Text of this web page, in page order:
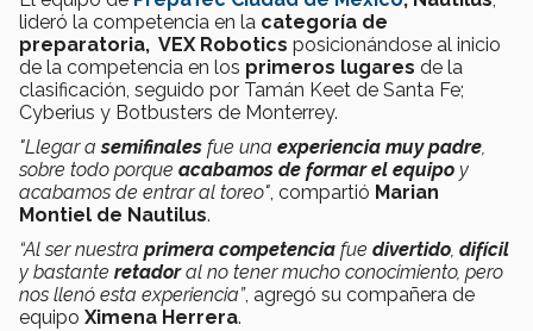
lideró la competencia en la categoría de
preparatoria, VEX Robotics posicionándose al inicio
de la competencia en los primeros lugares de la
clasificación, seguido por Tamán Keet de Santa Fe;
Cyberius y Botbusters de Monterrey.
"Llegar asemifinales fue una experiencia muy padre,
sobre todo porque acabamos de formar el equipo y
acabamos de entrar al toreo", compartió Marian
Montiel de Nautilus.
“Al ser nuestra primera competencia fue divertido, difícil
y bastante retadoral no tener mucho conocimiento, pero
nos llenó esta experiencia”, agregó su compañera de
equipo Ximena Herrera.